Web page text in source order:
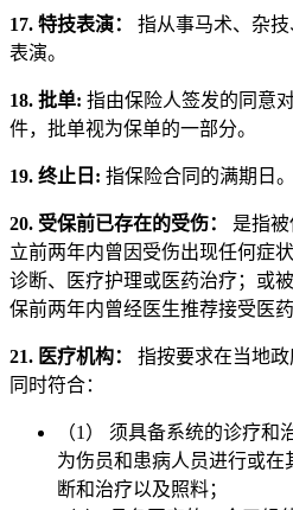
17. 特技表演：
指从事马术、杂
表演。
18. 批单: 指由保险人签发的同意
件，批单视为保单的一部分。
19. 终止日: 指保险合同的满期日。
20. 受保前已存在的受伤：
是指
立前两年内曾因受伤出现任何症
诊断、医疗护理或医药治疗；或
保前两年内曾经医生推荐接受医
21. 医疗机构：
指按要求在当地
同时符合：
（1） 须具备系统的诊疗
为伤员和患病人员进行或
断和治疗以及照料；